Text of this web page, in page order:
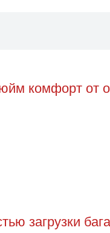
комфорт от
загрузки